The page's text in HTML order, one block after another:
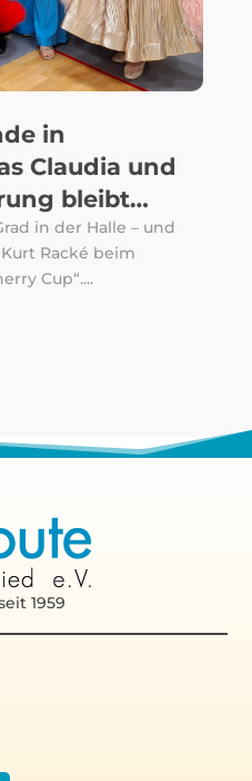
in
Claudia und
bleibt…
in der Halle – und
Racké beim
Cup“....
1959